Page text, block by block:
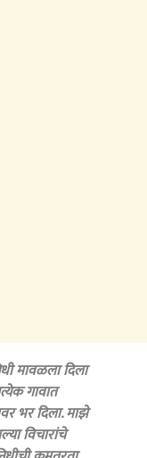
मावळला दिला
गावात
भर दिला. माझे
विचारांचे